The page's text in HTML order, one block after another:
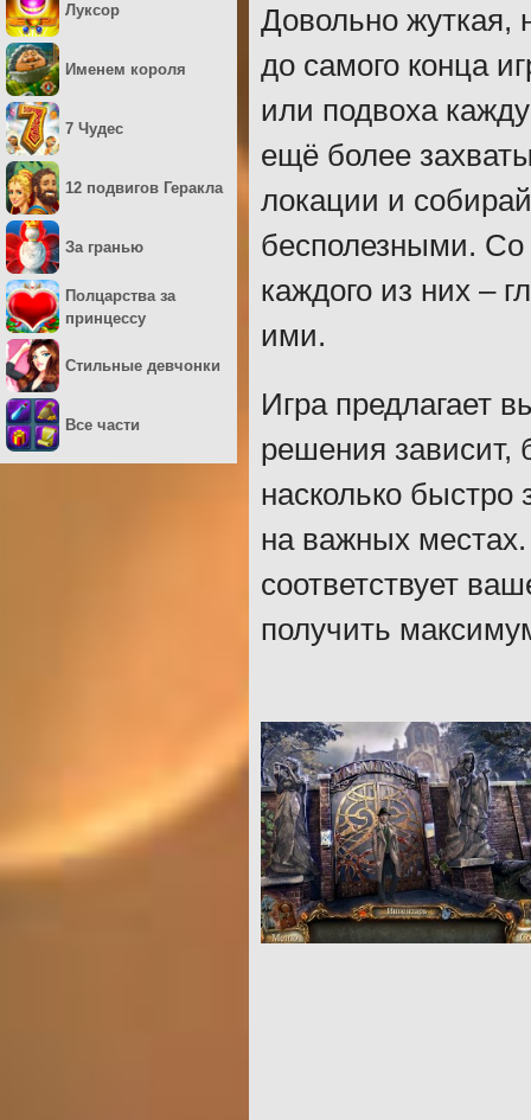
Довольно жуткая,
до самого конца
или подвоха
ещё более
локации и
бесполезными. Со
каждого из них –
ими.
Игра предлагает
решения зависит,
насколько быстро
на важных
соответствует
получить
Луксор
Именем короля
7 Чудес
12 подвигов Геракла
За гранью
Полцарства за
принцессу
Стильные девчонки
Все части